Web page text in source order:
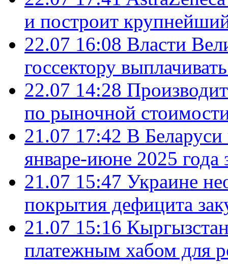
и построит
22.07 16:08 Власти
госсектору
22.07 14:28
по рыночной
21.07 17:42 В Беларуси
январе-июне 2025 года
21.07 15:47 Украине
покрытия дефицита
21.07 15:16
платежным хабом для